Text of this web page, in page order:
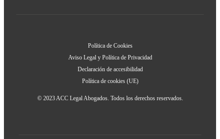
Política de Cookies
Aviso Legal y Política de Privacidad
Declaración de accesibilidad
Política de cookies (UE)
© 2023 ACC Legal Abogados. Todos los derechos reservados.